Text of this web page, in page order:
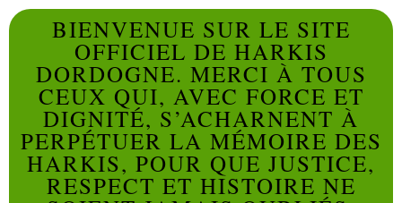
BIENVENUE SUR LE SITE
OFFICIEL DE HARKIS
DORDOGNE. MERCI À TOUS
CEUX QUI, AVEC FORCE ET
DIGNITÉ, S’ACHARNENT À
PERPÉTUER LA MÉMOIRE DES
HARKIS, POUR QUE JUSTICE,
RESPECT ET HISTOIRE NE